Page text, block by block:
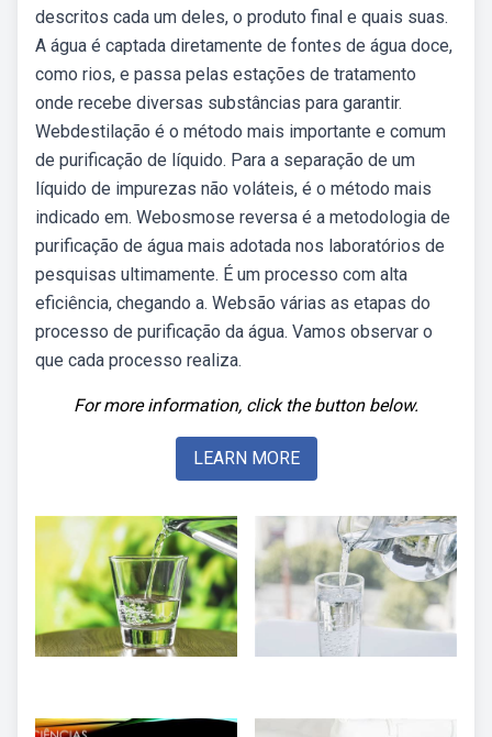
descritos cada um deles, o produto final e quais suas.
A água é captada diretamente de fontes de água doce,
como rios, e passa pelas estações de tratamento
onde recebe diversas substâncias para garantir.
Webdestilação é o método mais importante e comum
de purificação de líquido. Para a separação de um
líquido de impurezas não voláteis, é o método mais
indicado em. Webosmose reversa é a metodologia de
purificação de água mais adotada nos laboratórios de
pesquisas ultimamente. É um processo com alta
eficiência, chegando a. Websão várias as etapas do
processo de purificação da água. Vamos observar o
que cada processo realiza.
For more information, click the button below.
LEARN MORE